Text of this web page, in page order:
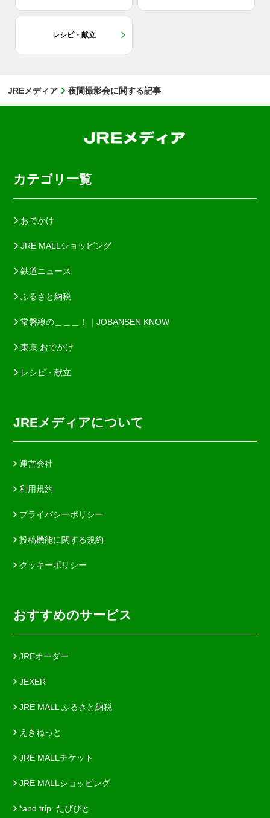
レシピ・献立
JREメディア 夜間撮影会に関する記事
カテゴリ一覧
おでかけ
JRE MALLショッピング
鉄道ニュース
ふるさと納税
常磐線の＿＿＿！｜JOBANSEN KNOW
東京 おでかけ
レシピ・献立
JREメディアについて
運営会社
利用規約
プライバシーポリシー
投稿機能に関する規約
クッキーポリシー
おすすめのサービス
JREオーダー
JEXER
JRE MALL ふるさと納税
えきねっと
JRE MALLチケット
JRE MALLショッピング
*and trip. たびびと